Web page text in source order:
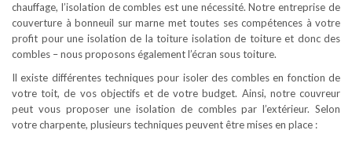
chauffage, l’isolation de combles est une nécessité. Notre entreprise de
couverture à bonneuil sur marne met toutes ses compétences à votre
profit pour une isolation de la toiture isolation de toiture et donc des
combles – nous proposons également l’écran sous toiture.
Il existe différentes techniques pour isoler des combles en fonction de
votre toit, de vos objectifs et de votre budget. Ainsi, notre couvreur
peut vous proposer une isolation de combles par l’extérieur. Selon
votre charpente, plusieurs techniques peuvent être mises en place :